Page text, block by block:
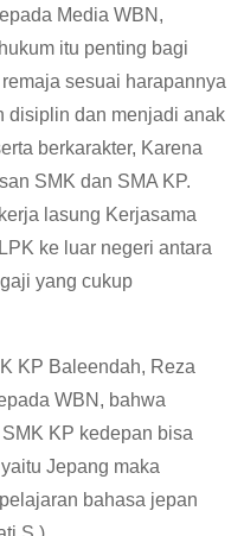
Media WBN,
itu penting bagi
sesuai harapannya
disiplin dan menjadi anak
berkarakter, Karena
SMK dan SMA KP.
lasung Kerjasama
ke luar negeri antara
yang cukup
KP Baleendah, Reza
WBN, bahwa
KP kedepan bisa
Jepang maka
bahasa jepan